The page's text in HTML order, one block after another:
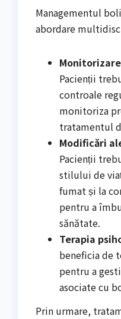
Managementul
abordare
Pacienții
controale
monitoriza
tratamentul
Modificări
Pacienții
stilului de
fumat și la
pentru a
sănătate.
Terapia
beneficia de
pentru a
asociate cu
Prin urmare,